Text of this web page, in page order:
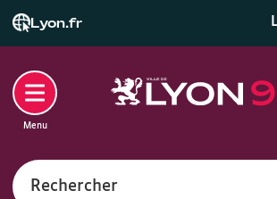
Lyon.fr
Rechercher
Menu